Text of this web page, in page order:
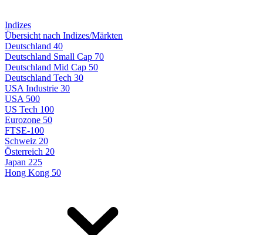
Indizes
Übersicht nach Indizes/Märkten
Deutschland 40
Deutschland Small Cap 70
Deutschland Mid Cap 50
Deutschland Tech 30
USA Industrie 30
USA 500
US Tech 100
Eurozone 50
FTSE-100
Schweiz 20
Österreich 20
Japan 225
Hong Kong 50